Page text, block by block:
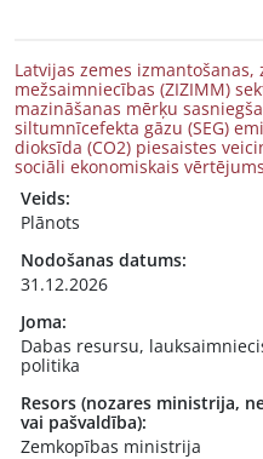
Latvijas zemes
mežsaimniecības (ZIZIMM)
mazināšanas mērķu
siltumnīcefekta gāzu (SEG)
dioksīda (CO2) piesaistes
sociāli ekonomiskais vērtējums
Veids:
Plānots
Nodošanas datums:
31.12.2026
Joma:
Dabas resursu,
politika
Resors (nozares ministrija,
vai pašvaldība):
Zemkopības ministrija